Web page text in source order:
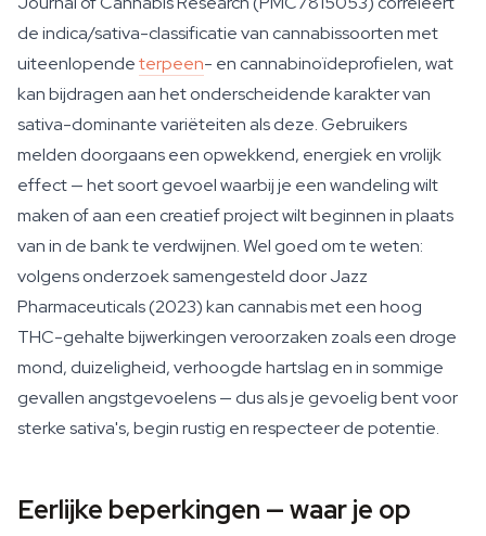
de indica/sativa-classificatie van cannabissoorten met
uiteenlopendeterpeen- en cannabinoïdeprofielen, wat
kan bijdragen aan het onderscheidende karakter van
sativa-dominante variëteiten als deze. Gebruikers
melden doorgaans een opwekkend, energiek en vrolijk
effect — het soort gevoel waarbij je een wandeling wilt
maken of aan een creatief project wilt beginnen in plaats
van in de bank te verdwijnen. Wel goed om te weten:
volgens onderzoek samengesteld door Jazz
Pharmaceuticals (2023) kan cannabis met een hoog
THC-gehalte bijwerkingen veroorzaken zoals een droge
mond, duizeligheid, verhoogde hartslag en in sommige
gevallen angstgevoelens — dus als je gevoelig bent voor
sterke sativa's, begin rustig en respecteer de potentie.
Eerlijke beperkingen — waar je op